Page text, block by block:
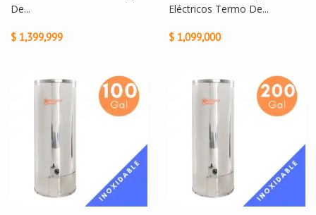
De...
$ 1,399,999
Eléctricos Termo De...
$ 1,099,000